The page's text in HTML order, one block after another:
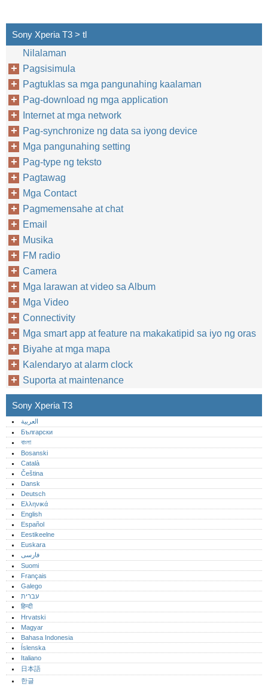
Sony Xperia T3 > tl
Nilalaman
Pagsisimula
Pagtuklas sa mga pangunahing kaalaman
Pag-download ng mga application
Internet at mga network
Pag-synchronize ng data sa iyong device
Mga pangunahing setting
Pag-type ng teksto
Pagtawag
Mga Contact
Pagmemensahe at chat
Email
Musika
FM radio
Camera
Mga larawan at video sa Album
Mga Video
Connectivity
Mga smart app at feature na makakatipid sa iyo ng oras
Biyahe at mga mapa
Kalendaryo at alarm clock
Suporta at maintenance
Sony Xperia T3
العربية
Български
বাংলা
Bosanski
Català
Čeština
Dansk
Deutsch
Ελληνικά
English
Español
Eestikeelne
Euskara
فارسی
Suomi
Français
Galego
עברית
हिन्दी
Hrvatski
Magyar
Bahasa Indonesia
Íslenska
Italiano
日本語
한글